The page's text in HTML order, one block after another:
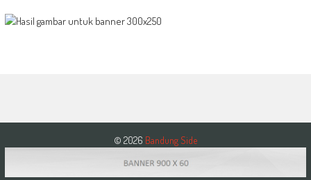
© 2026 Bandung Side